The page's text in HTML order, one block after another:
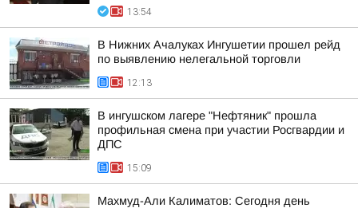
13:54
В Нижних Ачалуках Ингушетии прошел рейд
по выявлению нелегальной торговли
12:13
В ингушском лагере "Нефтяник" прошла
профильная смена при участии Росгвардии и
ДПС
15:09
Махмуд-Али Калиматов: Сегодня день